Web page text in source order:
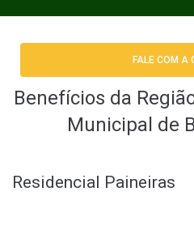
FALE COM A
Benefícios da
Municipal de
Residencial Paineiras